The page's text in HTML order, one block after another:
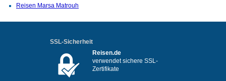
Reisen Marsa Matrouh
SSL-Sicherheit
Reisen.de
verwendet sichere SSL-
Zertifikate